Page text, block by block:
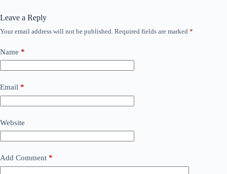
Leave a Reply
Your email address will not be published. Required fields are marked *
Name *
Email *
Website
Add Comment *